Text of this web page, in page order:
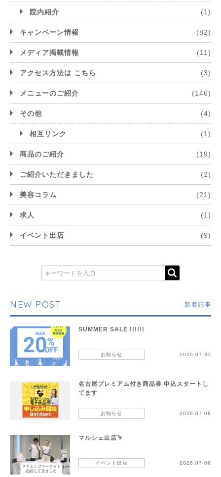
院内紹介 (1)
キャンペーン情報 (82)
メディア掲載情報 (11)
アクセス方法は こちら (3)
メニューのご紹介 (146)
その他 (4)
相互リンク (1)
商品のご紹介 (19)
ご紹介いただきました (2)
美容コラム (21)
求人 (1)
イベント出店 (9)
NEW POST 新着記事
SUMMER SALE !!!!!!
お知らせ 2026.07.31
名古屋プレミアム付き商品券 申込スタートし
てます
お知らせ 2026.07.08
マルシェ出店🦩
イベント出店 2026.07.06